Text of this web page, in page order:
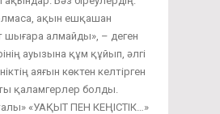
ақын ешқашан
шығара алмайды», – деген
ауызына құм құйып, әлгі
аяғын көктен келтірген
қаламгерлер болды.
«УАҚЫТ ПЕН КЕҢІСТІК…»